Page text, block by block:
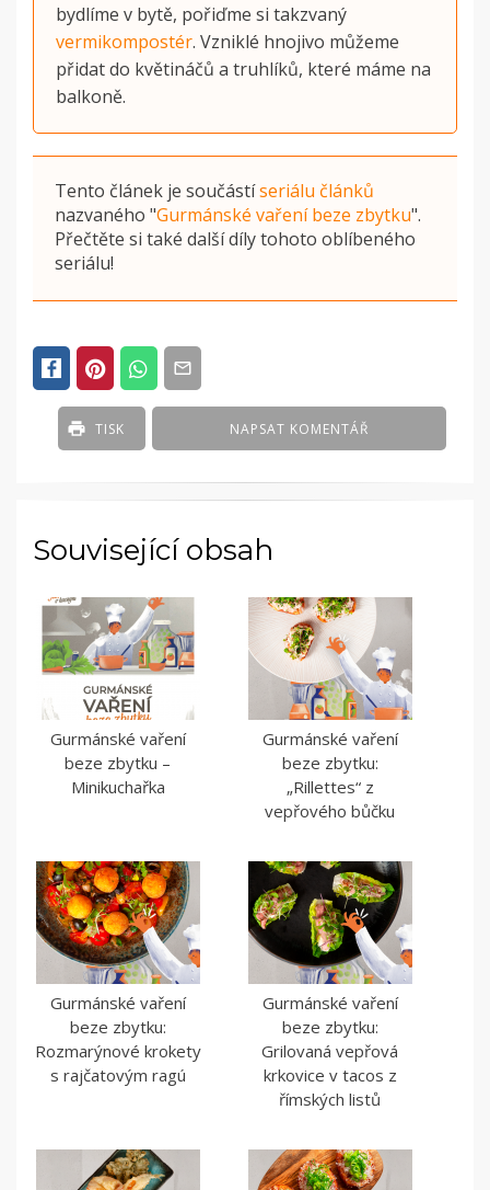
bydlíme v bytě, pořiďme si takzvaný
vermikompostér. Vzniklé hnojivo můžeme
přidat do květináčů a truhlíků, které máme na
balkoně.
Tento článek je součástíseriálu článků
nazvaného "Gurmánské vaření beze zbytku".
Přečtěte si také další díly tohoto oblíbeného
seriálu!
IN
ČLÁNKY
NAPSAT KOMENTÁŘ
TISK
Související obsah
Gurmánské vaření
beze zbytku –
Minikuchařka
Gurmánské vaření
beze zbytku:
„Rillettes“ z
vepřového bůčku
Gurmánské vaření
beze zbytku:
Rozmarýnové krokety
s rajčatovým ragú
Gurmánské vaření
beze zbytku:
Grilovaná vepřová
krkovice v tacos z
římských listů